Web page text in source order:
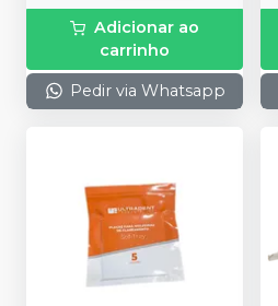
Adicionar ao
carrinho
Pedir via Whatsapp